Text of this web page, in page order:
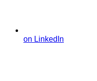
on LinkedIn